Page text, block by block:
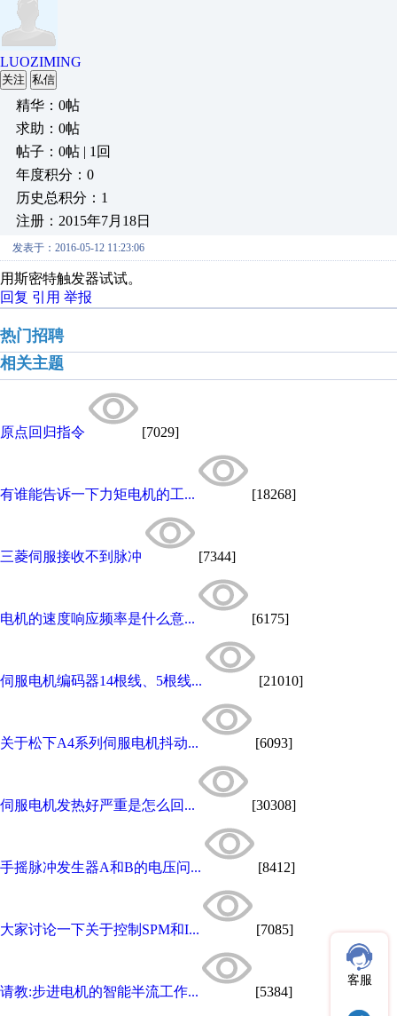
LUOZIMING
关注 私信
精华：0帖
求助：0帖
帖子：0帖 | 1回
年度积分：0
历史总积分：1
注册：2015年7月18日
发表于：2016-05-12 11:23:06
用斯密特触发器试试。
回复 引用 举报
热门招聘
相关主题
原点回归指令 [7029]
有谁能告诉一下力矩电机的工... [18268]
三菱伺服接收不到脉冲 [7344]
电机的速度响应频率是什么意... [6175]
伺服电机编码器14根线、5根线... [21010]
关于松下A4系列伺服电机抖动... [6093]
伺服电机发热好严重是怎么回... [30308]
手摇脉冲发生器A和B的电压问... [8412]
大家讨论一下关于控制SPM和I... [7085]
请教:步进电机的智能半流工作... [5384]
客服